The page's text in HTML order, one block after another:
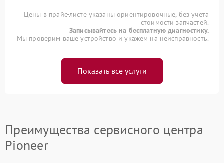
Цены в прайс-листе указаны ориентировочные, без учета
стоимости запчастей.
Записывайтесь на бесплатную диагностику.
Мы проверим ваше устройство и укажем на неисправность.
Показать все услуги
Преимущества сервисного центра
Pioneer